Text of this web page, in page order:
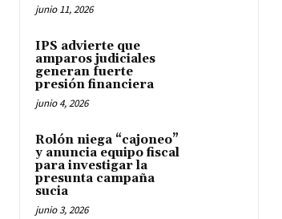
junio 11, 2026
IPS advierte que
amparos judiciales
generan fuerte
presión financiera
junio 4, 2026
Rolón niega “cajoneo”
y anuncia equipo fiscal
para investigar la
presunta campaña
sucia
junio 3, 2026